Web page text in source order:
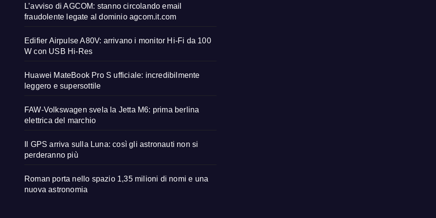
L’avviso di AGCOM: stanno circolando email
fraudolente legate al dominio agcom.it.com
Edifier Airpulse A80V: arrivano i monitor Hi-Fi da 100
W con USB Hi-Res
Huawei MateBook Pro S ufficiale: incredibilmente
leggero e supersottile
FAW-Volkswagen svela la Jetta M6: prima berlina
elettrica del marchio
Il GPS arriva sulla Luna: così gli astronauti non si
perderanno più
Roman porta nello spazio 1,35 milioni di nomi e una
nuova astronomia